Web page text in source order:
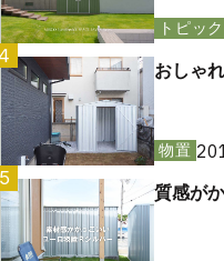
トピッ
おしゃ
物置
質感が